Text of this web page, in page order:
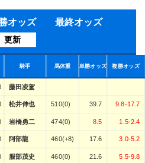
オッズ 最終オッズ
更新
騎手 馬体重 単勝オッズ 複勝オッズ
藤田凌駕
松井伸也 510(0) 39.7 9.8-17.7
岩橋勇二 474(0) 8.5 1.5-2.4
阿部龍 460(+8) 17.6 3.0-5.2
服部茂史 460(0) 21.6 5.5-9.8